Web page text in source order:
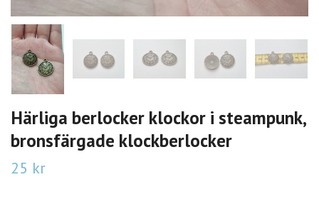
Härliga berlocker klockor i steampunk,
bronsfärgade klockberlocker
25 kr